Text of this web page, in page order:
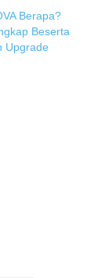
Berapa?
Beserta
Upgrade